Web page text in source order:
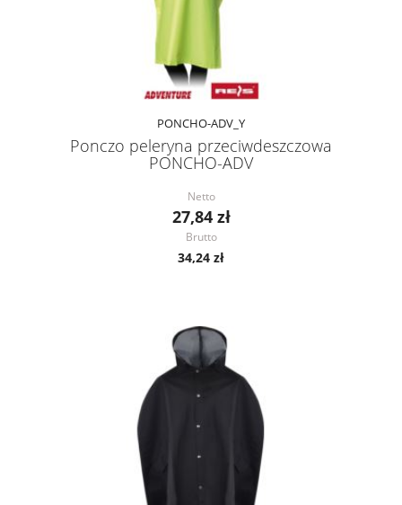
PONCHO-ADV_Y
Ponczo peleryna przeciwdeszczowa
PONCHO-ADV
Netto
27,84 zł
Brutto
34,24 zł